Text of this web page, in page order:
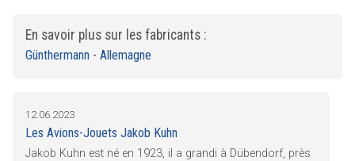
En savoir plus sur les fabricants :
Günthermann - Allemagne
12.06.2023
Les Avions-Jouets Jakob Kuhn
Jakob Kuhn est né en 1923, il a grandi à Dübendorf, près